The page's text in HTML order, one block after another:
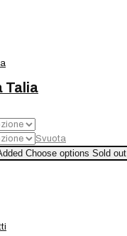
Talia
Svuota
Choose options Sold out